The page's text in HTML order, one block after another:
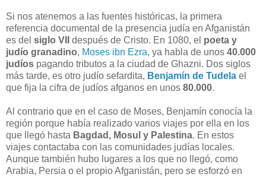
Si nos atenemos a las fuentes históricas, la primera
referencia documental de la presencia judía en Afganistán
es del siglo VII después de Cristo. En 1080, el poeta y
judío granadino, Moses ibn Ezra, ya habla de unos 40.000
judíos pagando tributos a la ciudad de Ghazni. Dos siglos
más tarde, es otro judío sefardita, Benjamín de Tudela el
que fija la cifra de judíos afganos en unos 80.000.
Al contrario que en el caso de Moses, Benjamín conocía la
región porque había realizado varios viajes por ella en los
que llegó hasta Bagdad, Mosul y Palestina. En estos
viajes contactaba con las comunidades judías locales.
Aunque también hubo lugares a los que no llegó, como
Arabia, Persia o el propio Afganistán, pero se esforzó en